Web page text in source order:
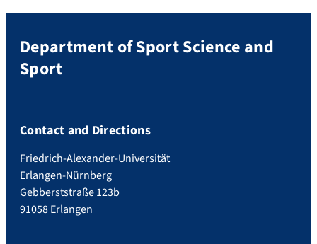
Department of Sport Science and
Sport
Contact and Directions
Friedrich-Alexander-Universität
Erlangen-Nürnberg
Gebberststraße 123b
91058 Erlangen